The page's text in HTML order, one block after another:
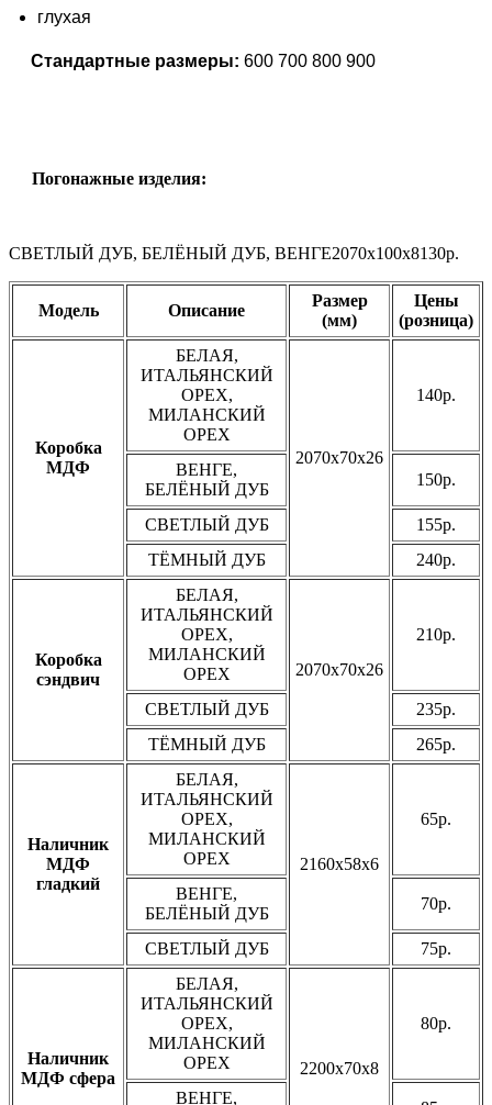
глухая
Стандартные размеры: 600 700 800 900
Погонажные изделия:
СВЕТЛЫЙ ДУБ, БЕЛЁНЫЙ ДУБ, ВЕНГЕ2070х100х8130р.
Модель Описание
Размер
(мм)
Цены
(розница)
Коробка
МДФ
БЕЛАЯ,
ИТАЛЬЯНСКИЙ
ОРЕХ,
МИЛАНСКИЙ
ОРЕХ
2070х70х26
140р.
ВЕНГЕ,
БЕЛЁНЫЙ ДУБ
150р.
СВЕТЛЫЙ ДУБ
155р.
ТЁМНЫЙ ДУБ
240р.
Коробка
сэндвич
БЕЛАЯ,
ИТАЛЬЯНСКИЙ
ОРЕХ,
МИЛАНСКИЙ
ОРЕХ
2070х70х26
210р.
СВЕТЛЫЙ ДУБ
235р.
ТЁМНЫЙ ДУБ
265р.
Наличник
МДФ
гладкий
БЕЛАЯ,
ИТАЛЬЯНСКИЙ
ОРЕХ,
МИЛАНСКИЙ
ОРЕХ
2160х58х6
65р.
ВЕНГЕ,
БЕЛЁНЫЙ ДУБ
70р.
СВЕТЛЫЙ ДУБ 75р.
Наличник
МДФ сфера
БЕЛАЯ,
ИТАЛЬЯНСКИЙ
ОРЕХ,
МИЛАНСКИЙ
ОРЕХ
2200х70х8
80р.
ВЕНГЕ,